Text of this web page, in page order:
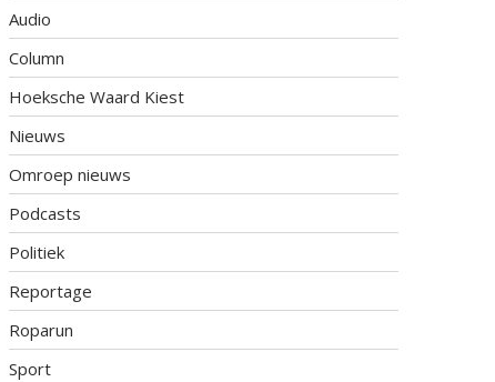
Audio
Column
Hoeksche Waard Kiest
Nieuws
Omroep nieuws
Podcasts
Politiek
Reportage
Roparun
Sport